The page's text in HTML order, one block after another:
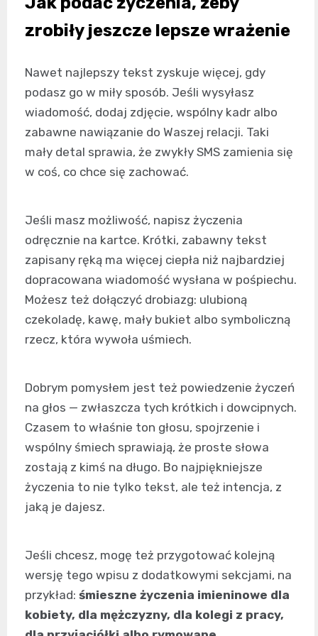
zrobiły jeszcze lepsze wrażenie
Nawet najlepszy tekst zyskuje więcej, gdy
podasz go w miły sposób. Jeśli wysyłasz
wiadomość, dodaj zdjęcie, wspólny kadr albo
zabawne nawiązanie do Waszej relacji. Taki
mały detal sprawia, że zwykły SMS zamienia się
w coś, co chce się zachować.
Jeśli masz możliwość, napisz życzenia
odręcznie na kartce. Krótki, zabawny tekst
zapisany ręką ma więcej ciepła niż najbardziej
dopracowana wiadomość wysłana w pośpiechu.
Możesz też dołączyć drobiazg: ulubioną
czekoladę, kawę, mały bukiet albo symboliczną
rzecz, która wywoła uśmiech.
Dobrym pomysłem jest też powiedzenie życzeń
na głos — zwłaszcza tych krótkich i dowcipnych.
Czasem to właśnie ton głosu, spojrzenie i
wspólny śmiech sprawiają, że proste słowa
zostają z kimś na długo. Bo najpiękniejsze
życzenia to nie tylko tekst, ale też intencja, z
jaką je dajesz.
Jeśli chcesz, mogę też przygotować kolejną
wersję tego wpisu z dodatkowymi sekcjami, na
przykład: śmieszne życzenia imieninowe dla
kobiety, dla mężczyzny, dla kolegi z pracy,